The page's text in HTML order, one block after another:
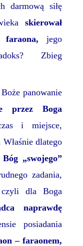
darmową siłę
skierował
jego
Zbieg
panowanie
przez Boga
i miejsce,
dlatego
Bóg „swojego”
zadania,
czyli dla Boga
naprawdę
posiadania
– faraonem,